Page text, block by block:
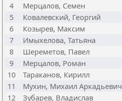
4
Мерцалов, Семен
5
Ковалевский, Георгий
6
Козырев, Максим
7
Имыхелова, Татьяна
8
Шереметов, Павел
9
Мерцалов, Роман
10
Тараканов, Кирилл
11
Мухин, Михаил Аркадьевич
12
Зубарев, Владислав